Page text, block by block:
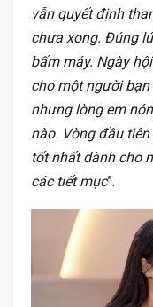
vẫn quyết định
chưa xong. Đúng
bấm máy. Ngày
cho một người
nhưng lòng em
nào. Vòng đầu
tốt nhất dành cho
các tiết mục”.